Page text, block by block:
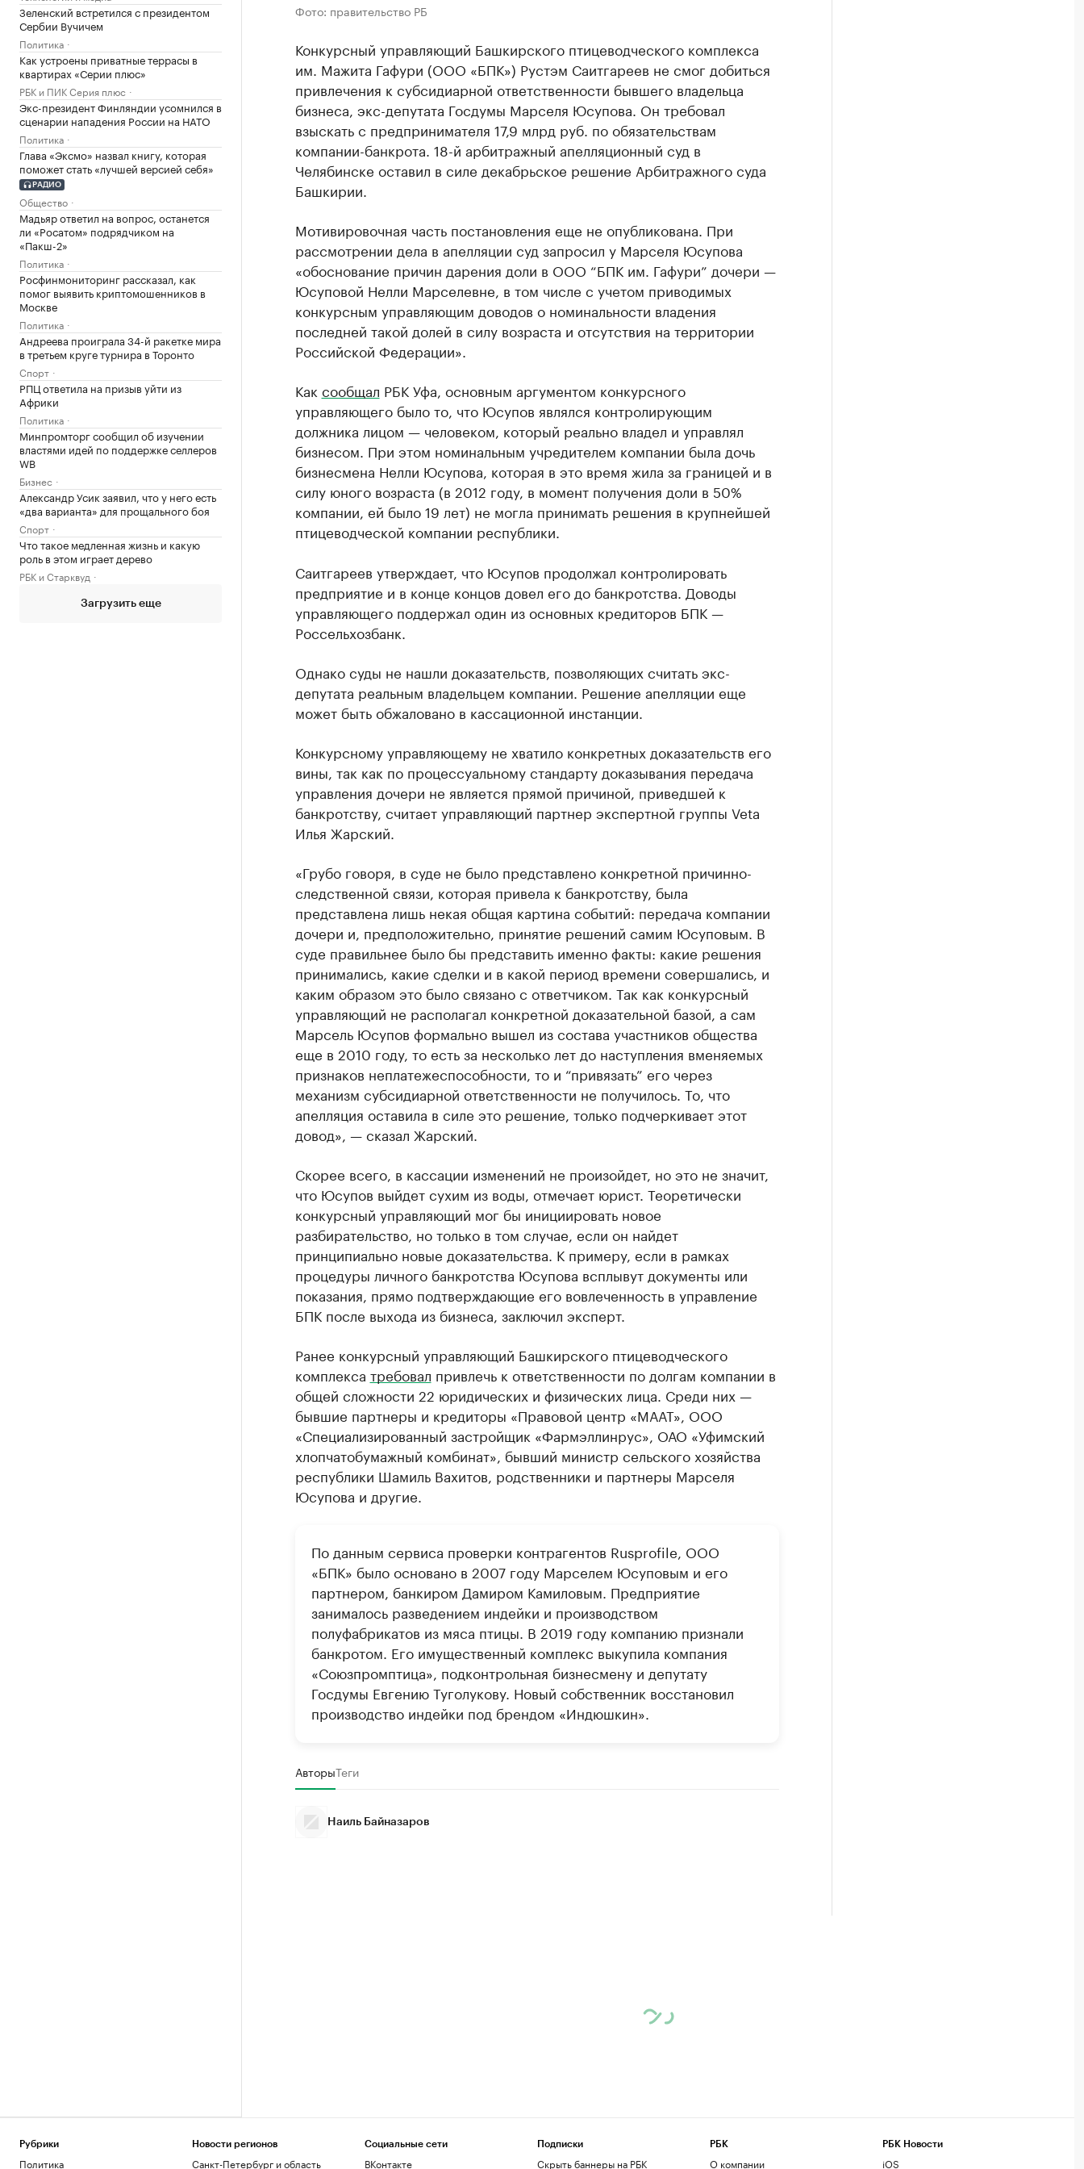
Зеленский встретился с президентом
Сербии Вучичем
Политика
Как устроены приватные террасы в
квартирах «Серии плюс»
РБК и ПИК Серия плюс
Экс-президент Финляндии усомнился в
сценарии нападения России на НАТО
Политика
Глава «Эксмо» назвал книгу, которая
поможет стать «лучшей версией себя»
РАДИО
Общество
Мадьяр ответил на вопрос, останется
ли «Росатом» подрядчиком на
«Пакш-2»
Политика
Росфинмониторинг рассказал, как
помог выявить криптомошенников в
Москве
Политика
Андреева проиграла 34-й ракетке мира
в третьем круге турнира в Торонто
Спорт
РПЦ ответила на призыв уйти из
Африки
Политика
Минпромторг сообщил об изучении
властями идей по поддержке селлеров
WB
Бизнес
Александр Усик заявил, что у него есть
«два варианта» для прощального боя
Спорт
Что такое медленная жизнь и какую
роль в этом играет дерево
РБК и Старквуд
Загрузить еще
Фото: правительство РБ
Конкурсный управляющий Башкирского птицеводческого комплекса
им. Мажита Гафури (ООО «БПК») Рустэм Саитгареев не смог добиться
привлечения к субсидиарной ответственности бывшего владельца
бизнеса, экс-депутата Госдумы Марселя Юсупова. Он требовал
взыскать с предпринимателя 17,9 млрд руб. по обязательствам
компании-банкрота. 18-й арбитражный апелляционный суд в
Челябинске оставил в силе декабрьское решение Арбитражного суда
Башкирии.
Мотивировочная часть постановления еще не опубликована. При
рассмотрении дела в апелляции суд запросил у Марселя Юсупова
«обоснование причин дарения доли в ООО “БПК им. Гафури” дочери —
Юсуповой Нелли Марселевне, в том числе с учетом приводимых
конкурсным управляющим доводов о номинальности владения
последней такой долей в силу возраста и отсутствия на территории
Российской Федерации».
Как сообщал РБК Уфа, основным аргументом конкурсного
управляющего было то, что Юсупов являлся контролирующим
должника лицом — человеком, который реально владел и управлял
бизнесом. При этом номинальным учредителем компании была дочь
бизнесмена Нелли Юсупова, которая в это время жила за границей и в
силу юного возраста (в 2012 году, в момент получения доли в 50%
компании, ей было 19 лет) не могла принимать решения в крупнейшей
птицеводческой компании республики.
Саитгареев утверждает, что Юсупов продолжал контролировать
предприятие и в конце концов довел его до банкротства. Доводы
управляющего поддержал один из основных кредиторов БПК —
Россельхозбанк.
Однако суды не нашли доказательств, позволяющих считать экс-
депутата реальным владельцем компании. Решение апелляции еще
может быть обжаловано в кассационной инстанции.
Конкурсному управляющему не хватило конкретных доказательств его
вины, так как по процессуальному стандарту доказывания передача
управления дочери не является прямой причиной, приведшей к
банкротству, считает управляющий партнер экспертной группы Veta
Илья Жарский.
«Грубо говоря, в суде не было представлено конкретной причинно-
следственной связи, которая привела к банкротству, была
представлена лишь некая общая картина событий: передача компании
дочери и, предположительно, принятие решений самим Юсуповым. В
суде правильнее было бы представить именно факты: какие решения
принимались, какие сделки и в какой период времени совершались, и
каким образом это было связано с ответчиком. Так как конкурсный
управляющий не располагал конкретной доказательной базой, а сам
Марсель Юсупов формально вышел из состава участников общества
еще в 2010 году, то есть за несколько лет до наступления вменяемых
признаков неплатежеспособности, то и “привязать” его через
механизм субсидиарной ответственности не получилось. То, что
апелляция оставила в силе это решение, только подчеркивает этот
довод», — сказал Жарский.
Скорее всего, в кассации изменений не произойдет, но это не значит,
что Юсупов выйдет сухим из воды, отмечает юрист. Теоретически
конкурсный управляющий мог бы инициировать новое
разбирательство, но только в том случае, если он найдет
принципиально новые доказательства. К примеру, если в рамках
процедуры личного банкротства Юсупова всплывут документы или
показания, прямо подтверждающие его вовлеченность в управление
БПК после выхода из бизнеса, заключил эксперт.
Ранее конкурсный управляющий Башкирского птицеводческого
комплекса требовал привлечь к ответственности по долгам компании в
общей сложности 22 юридических и физических лица. Среди них —
бывшие партнеры и кредиторы «Правовой центр «МААТ», ООО
«Специализированный застройщик «Фармэллинрус», ОАО «Уфимский
хлопчатобумажный комбинат», бывший министр сельского хозяйства
республики Шамиль Вахитов, родственники и партнеры Марселя
Юсупова и другие.
По данным сервиса проверки контрагентов Rusprofile, ООО
«БПК» было основано в 2007 году Марселем Юсуповым и его
партнером, банкиром Дамиром Камиловым. Предприятие
занималось разведением индейки и производством
полуфабрикатов из мяса птицы. В 2019 году компанию признали
банкротом. Его имущественный комплекс выкупила компания
«Союзпромптица», подконтрольная бизнесмену и депутату
Госдумы Евгению Туголукову. Новый собственник восстановил
производство индейки под брендом «Индюшкин».
АвторыТеги
Наиль Байназаров
Рубрики
Политика
Новости регионов
Санкт-Петербург и область
Социальные сети
ВКонтакте
Подписки
Скрыть баннеры на РБК
РБК
О компании
РБК Новости
iOS